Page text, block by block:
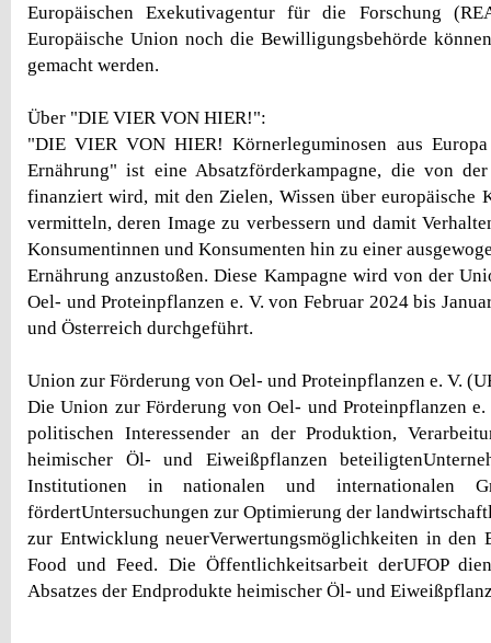
Europäischen Exekutivagentur für die Forschung
Europäische Union noch die Bewilligungsbehörde
gemacht werden.
Über "DIE VIER VON HIER!":
"DIE VIER VON HIER! Körnerleguminosen aus
Ernährung" ist eine Absatzförderkampagne, die von
finanziert wird, mit den Zielen, Wissen über europäische
vermitteln, deren Image zu verbessern und damit
Konsumentinnen und Konsumenten hin zu einer
Ernährung anzustoßen. Diese Kampagne wird von der
Oel- und Proteinpflanzen e. V. von Februar 2024 bis
und Österreich durchgeführt.
Union zur Förderung von Oel- und Proteinpflanzen e. V.
Die Union zur Förderung von Oel- und Proteinpflanzen
politischen Interessender an der Produktion,
heimischer Öl- und Eiweißpflanzen
Institutionen in nationalen und internationalen
fördertUntersuchungen zur Optimierung der
zur Entwicklung neuerVerwertungsmöglichkeiten in den
Food und Feed. Die Öffentlichkeitsarbeit derUFOP
Absatzes der Endprodukte heimischer Öl- und